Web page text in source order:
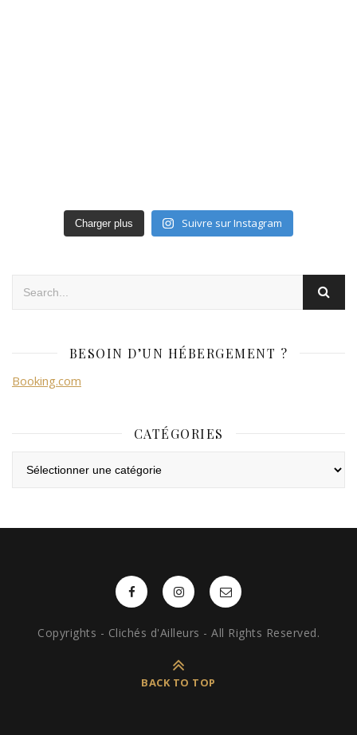
Charger plus Suivre sur Instagram
BESOIN D’UN HÉBERGEMENT ?
Booking.com
CATÉGORIES
Copyrights - Clichés d'Ailleurs - All Rights Reserved.
BACK TO TOP